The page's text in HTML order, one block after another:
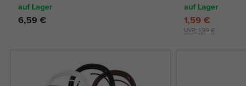
auf Lager
6,59 €
auf Lager
UVP: 1,99 €
1,59 €